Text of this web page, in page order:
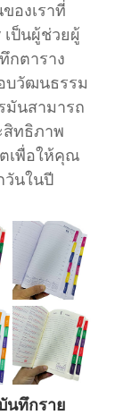
องเราที่
เป็นผู้ช่วยผู้
กตาราง
บวัฒนธรรม
มันสามารถ
สิทธิภาพ
เพื่อให้คุณ
วันในปี
นทึกราย